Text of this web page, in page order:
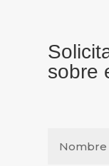
sobre